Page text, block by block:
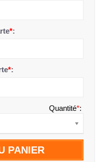
*:
*:
Quantité*:
PANIER